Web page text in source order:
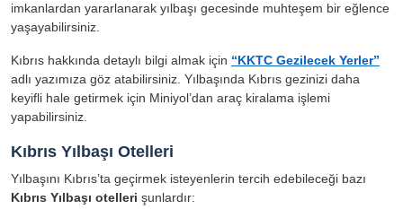
imkanlardan yararlanarak yılbaşı gecesinde muhteşem bir eğlence
yaşayabilirsiniz.
Kıbrıs hakkında detaylı bilgi almak için “KKTC Gezilecek Yerler”
adlı yazımıza göz atabilirsiniz. Yılbaşında Kıbrıs gezinizi daha
keyifli hale getirmek için Miniyol’dan araç kiralama işlemi
yapabilirsiniz.
Kıbrıs Yılbaşı Otelleri
Yılbaşını Kıbrıs’ta geçirmek isteyenlerin tercih edebileceği bazı
Kıbrıs Yılbaşı otelleri şunlardır: